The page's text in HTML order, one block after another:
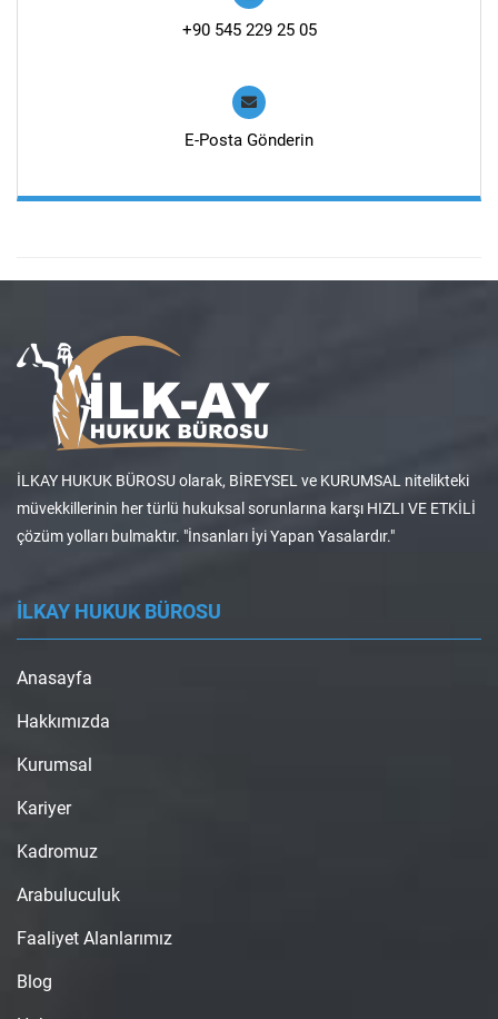
+90 545 229 25 05
E-Posta Gönderin
İLKAY HUKUK BÜROSU olarak, BİREYSEL ve KURUMSAL nitelikteki
müvekkillerinin her türlü hukuksal sorunlarına karşı HIZLI VE ETKİLİ
çözüm yolları bulmaktır. "İnsanları İyi Yapan Yasalardır."
İLKAY HUKUK BÜROSU
Anasayfa
Hakkımızda
Kurumsal
Kariyer
Kadromuz
Arabuluculuk
Faaliyet Alanlarımız
Blog